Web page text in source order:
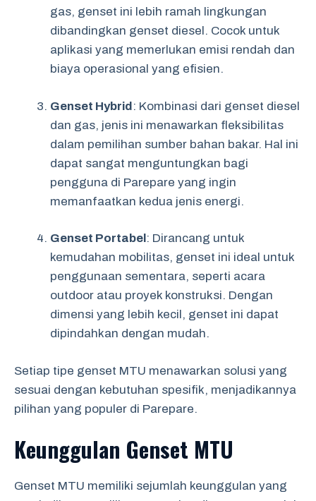
gas, genset ini lebih ramah lingkungan
dibandingkan genset diesel. Cocok untuk
aplikasi yang memerlukan emisi rendah dan
biaya operasional yang efisien.
Genset Hybrid: Kombinasi dari genset diesel
dan gas, jenis ini menawarkan fleksibilitas
dalam pemilihan sumber bahan bakar. Hal ini
dapat sangat menguntungkan bagi
pengguna di Parepare yang ingin
memanfaatkan kedua jenis energi.
Genset Portabel: Dirancang untuk
kemudahan mobilitas, genset ini ideal untuk
penggunaan sementara, seperti acara
outdoor atau proyek konstruksi. Dengan
dimensi yang lebih kecil, genset ini dapat
dipindahkan dengan mudah.
Setiap tipe genset MTU menawarkan solusi yang
sesuai dengan kebutuhan spesifik, menjadikannya
pilihan yang populer di Parepare.
Keunggulan Genset MTU
Genset MTU memiliki sejumlah keunggulan yang